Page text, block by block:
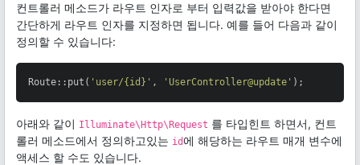
컨트롤러 메소드가 라우트 인자로 부터 입력값을 받아야 한다면
간단하게 라우트 인자를 지정하면 됩니다. 예를 들어 다음과 같이
정의할 수 있습니다:
Route::put( 'user/{id}' , 'UserController@update' );
아래와 같이 Illuminate\Http\Request 를 타입힌트 하면서, 컨트
롤러 메소드에서 정의하고있는 id에 해당하는 라우트 매개 변수에
액세스 할 수도 있습니다.